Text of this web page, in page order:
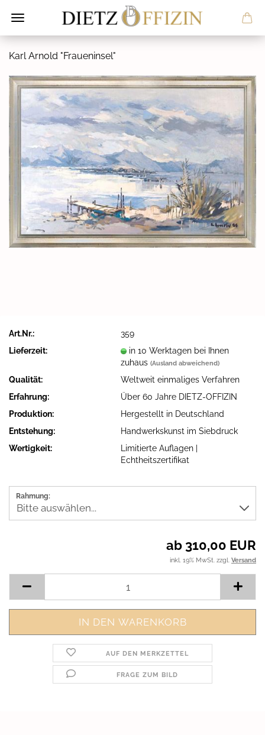
Karl Ar­nold "Frau­en­in­sel"
Art.Nr.:
359
Lieferzeit:
in 10 Werktagen bei Ihnen
zuhaus(Ausland abweichend)
Qualität:
Weltweit einmaliges Verfahren
Erfahrung:
Über 60 Jahre DIETZ-OFFIZIN
Produktion:
Hergestellt in Deutschland
Entstehung:
Handwerkskunst im Siebdruck
Wertigkeit:
Limitierte Auflagen |
Echtheitszertifikat
Rahmung:
ab 310,00 EUR
inkl. 19% MwSt. zzgl. Versand
AUF DEN MERKZETTEL
FRAGE ZUM BILD